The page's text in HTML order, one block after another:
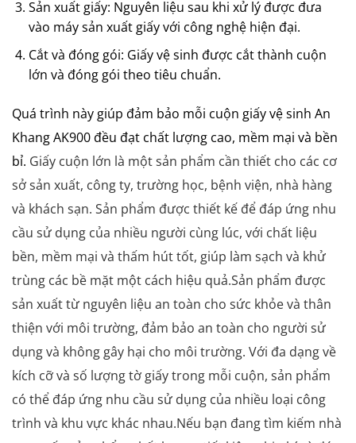
Sản xuất giấy: Nguyên liệu sau khi xử lý được đưa
vào máy sản xuất giấy với công nghệ hiện đại.
Cắt và đóng gói: Giấy vệ sinh được cắt thành cuộn
lớn và đóng gói theo tiêu chuẩn.
Quá trình này giúp đảm bảo mỗi cuộn giấy vệ sinh An
Khang AK900 đều đạt chất lượng cao, mềm mại và bền
bỉ. Giấy cuộn lớn là một sản phẩm cần thiết cho các cơ
sở sản xuất, công ty, trường học, bệnh viện, nhà hàng
và khách sạn. Sản phẩm được thiết kế để đáp ứng nhu
cầu sử dụng của nhiều người cùng lúc, với chất liệu
bền, mềm mại và thấm hút tốt, giúp làm sạch và khử
trùng các bề mặt một cách hiệu quả.Sản phẩm được
sản xuất từ nguyên liệu an toàn cho sức khỏe và thân
thiện với môi trường, đảm bảo an toàn cho người sử
dụng và không gây hại cho môi trường. Với đa dạng về
kích cỡ và số lượng tờ giấy trong mỗi cuộn, sản phẩm
có thể đáp ứng nhu cầu sử dụng của nhiều loại công
trình và khu vực khác nhau.Nếu bạn đang tìm kiếm nhà